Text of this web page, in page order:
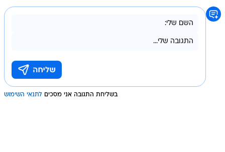
בשליחת התגובה אני מסכים לתנאי השימוש